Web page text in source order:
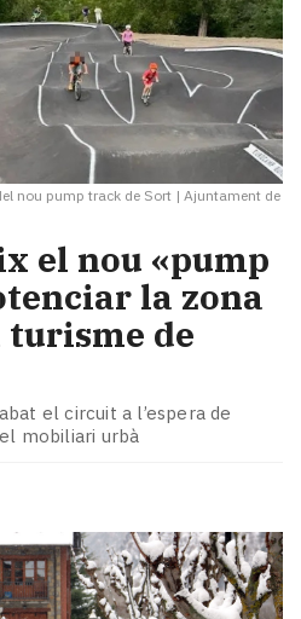
nou pump track de Sort | Ajuntament de
el nou «pump
la zona
de
el circuit a l’espera de
mobiliari urbà